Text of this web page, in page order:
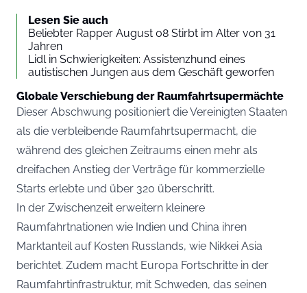
Lesen Sie auch
Beliebter Rapper August 08 Stirbt im Alter von 31
Jahren
Lidl in Schwierigkeiten: Assistenzhund eines
autistischen Jungen aus dem Geschäft geworfen
Globale Verschiebung der Raumfahrtsupermächte
Dieser Abschwung positioniert die Vereinigten Staaten
als die verbleibende Raumfahrtsupermacht, die
während des gleichen Zeitraums einen mehr als
dreifachen Anstieg der Verträge für kommerzielle
Starts erlebte und über 320 überschritt.
In der Zwischenzeit erweitern kleinere
Raumfahrtnationen wie Indien und China ihren
Marktanteil auf Kosten Russlands, wie Nikkei Asia
berichtet. Zudem macht Europa Fortschritte in der
Raumfahrtinfrastruktur, mit Schweden, das seinen